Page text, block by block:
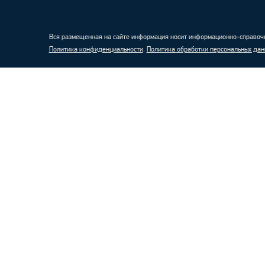
Вся размещенная на сайте информация носит информационно-
Политика конфиденциальности. Политика обработки персональных